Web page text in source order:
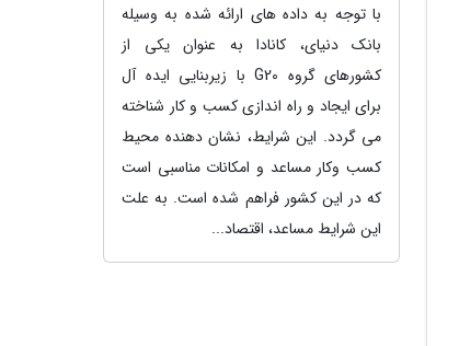
با توجه به داده های ارائه شده به وسیله
بانک دنیای، کانادا به عنوان یکی از
کشورهای گروه G20 با زیربنایی ایده آل
برای ایجاد و راه اندازی کسب و کار شناخته
می گردد. این شرایط، نشان دهنده محیط
کسب وکار مساعد و امکانات مناسبی است
که در این کشور فراهم شده است. به علت
این شرایط مساعد، اقتصاد...